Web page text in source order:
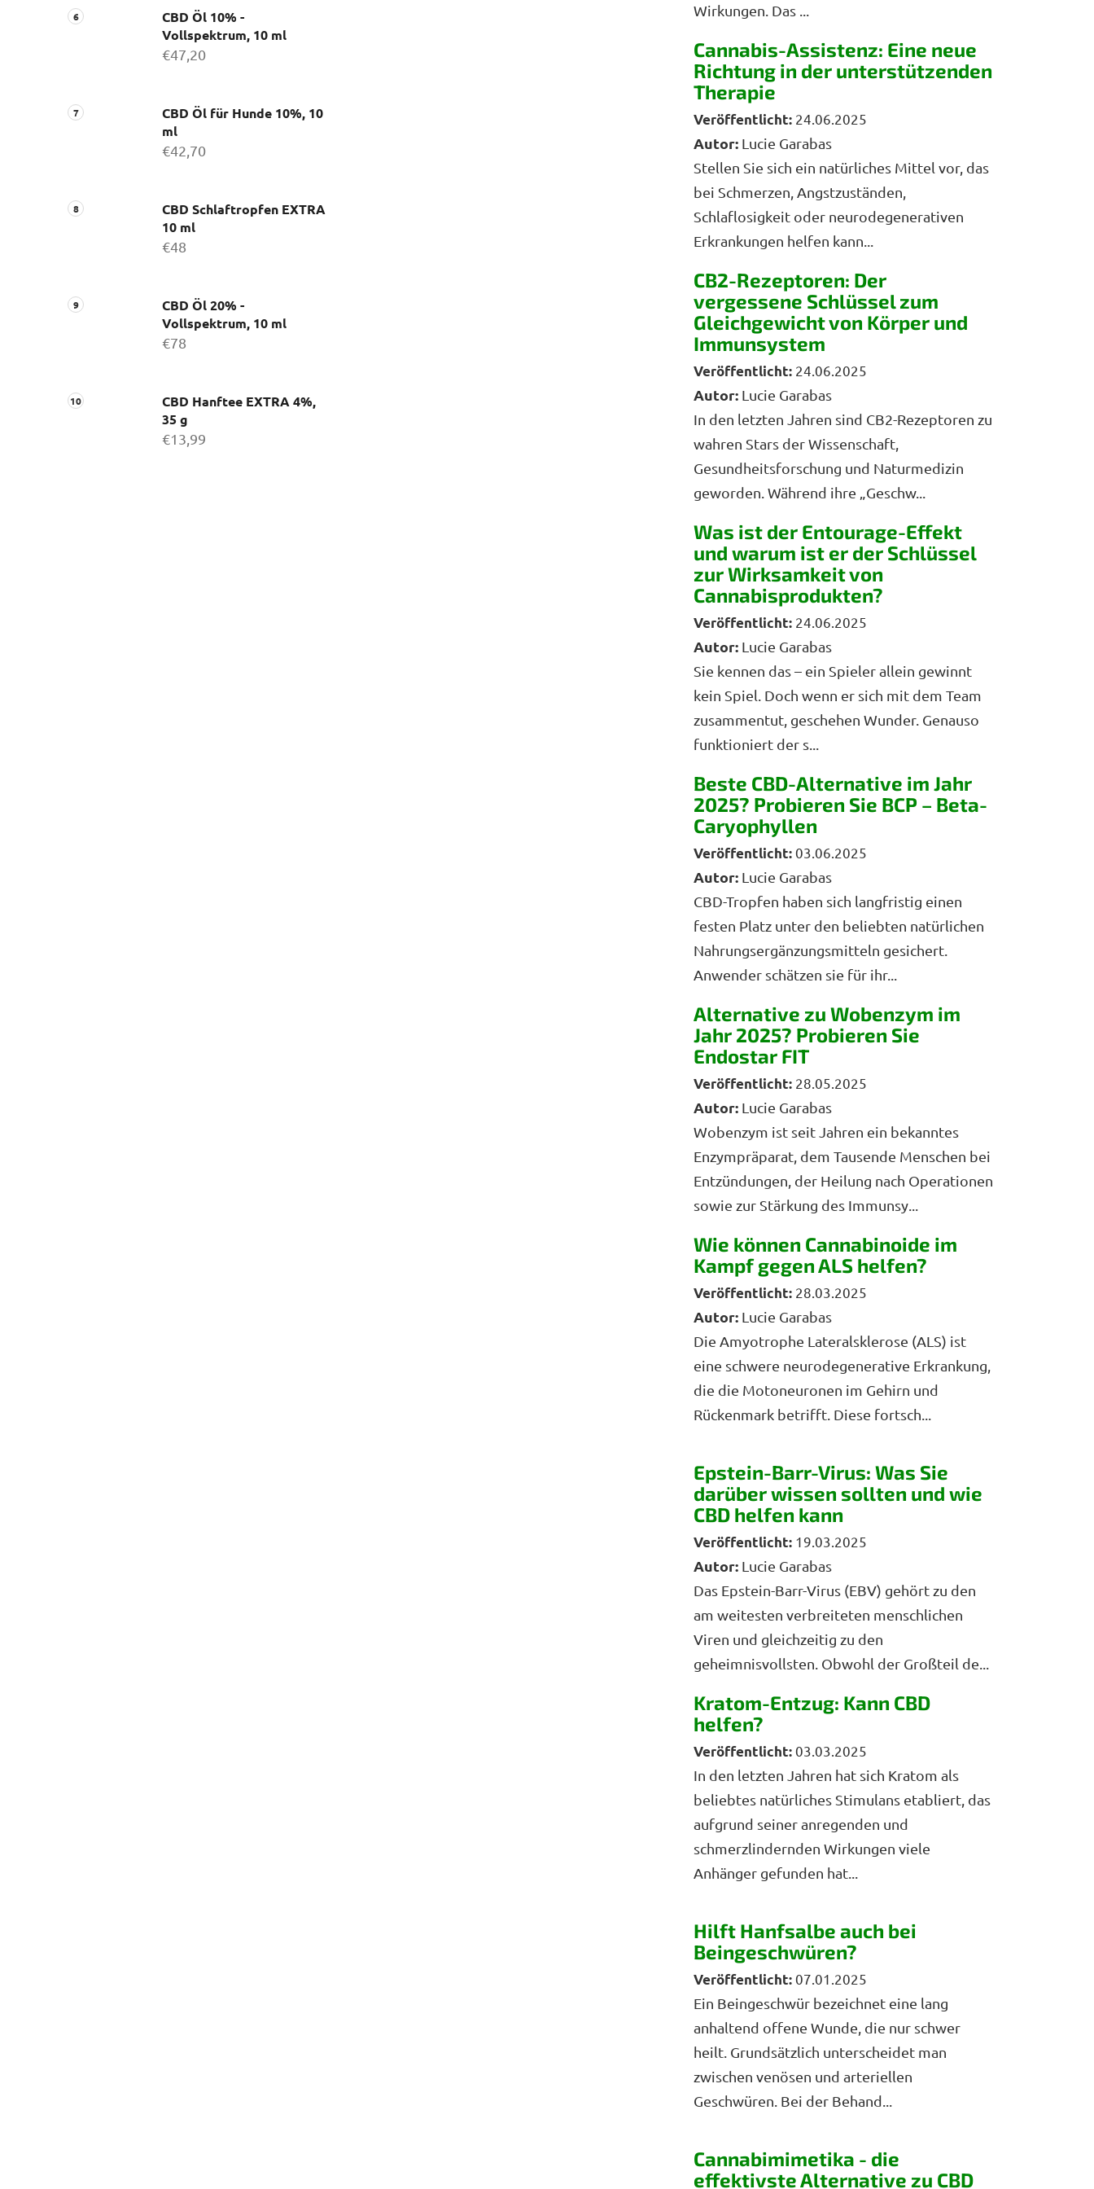
CBD Öl 10% -
Vollspektrum, 10 ml
€47,20
CBD Öl für Hunde 10%, 10
ml
€42,70
CBD Schlaftropfen EXTRA
10 ml
€48
CBD Öl 20% -
Vollspektrum, 10 ml
€78
CBD Hanftee EXTRA 4%,
35 g
€13,99
Wirkungen. Das ...
Cannabis-Assistenz: Eine neue
Richtung in der unterstützenden
Therapie
24.06.2025
Autor: Lucie Garabas
Stellen Sie sich ein natürliches Mittel vor, das
bei Schmerzen, Angstzuständen,
Schlaflosigkeit oder neurodegenerativen
Erkrankungen helfen kann...
CB2-Rezeptoren: Der
vergessene Schlüssel zum
Gleichgewicht von Körper und
Immunsystem
24.06.2025
Autor: Lucie Garabas
In den letzten Jahren sind CB2-Rezeptoren zu
wahren Stars der Wissenschaft,
Gesundheitsforschung und Naturmedizin
geworden. Während ihre „Geschw...
Was ist der Entourage-Effekt
und warum ist er der Schlüssel
zur Wirksamkeit von
Cannabisprodukten?
24.06.2025
Autor: Lucie Garabas
Sie kennen das – ein Spieler allein gewinnt
kein Spiel. Doch wenn er sich mit dem Team
zusammentut, geschehen Wunder. Genauso
funktioniert der s...
Beste CBD-Alternative im Jahr
2025? Probieren Sie BCP – Beta-
Caryophyllen
03.06.2025
Autor: Lucie Garabas
CBD-Tropfen haben sich langfristig einen
festen Platz unter den beliebten natürlichen
Nahrungsergänzungsmitteln gesichert.
Anwender schätzen sie für ihr...
Alternative zu Wobenzym im
Jahr 2025? Probieren Sie
Endostar FIT
28.05.2025
Autor: Lucie Garabas
Wobenzym ist seit Jahren ein bekanntes
Enzympräparat, dem Tausende Menschen bei
Entzündungen, der Heilung nach Operationen
sowie zur Stärkung des Immunsy...
Wie können Cannabinoide im
Kampf gegen ALS helfen?
28.03.2025
Autor: Lucie Garabas
Die Amyotrophe Lateralsklerose (ALS) ist
eine schwere neurodegenerative Erkrankung,
die die Motoneuronen im Gehirn und
Rückenmark betrifft. Diese fortsch...
Epstein-Barr-Virus: Was Sie
darüber wissen sollten und wie
CBD helfen kann
19.03.2025
Autor: Lucie Garabas
Das Epstein-Barr-Virus (EBV) gehört zu den
am weitesten verbreiteten menschlichen
Viren und gleichzeitig zu den
geheimnisvollsten. Obwohl der Großteil de...
Kratom-Entzug: Kann CBD
helfen?
03.03.2025
In den letzten Jahren hat sich Kratom als
beliebtes natürliches Stimulans etabliert, das
aufgrund seiner anregenden und
schmerzlindernden Wirkungen viele
Anhänger gefunden hat...
Hilft Hanfsalbe auch bei
Beingeschwüren?
07.01.2025
Ein Beingeschwür bezeichnet eine lang
anhaltend offene Wunde, die nur schwer
heilt. Grundsätzlich unterscheidet man
zwischen venösen und arteriellen
Geschwüren. Bei der Behand...
Cannabimimetika - die
effektivste Alternative zu CBD